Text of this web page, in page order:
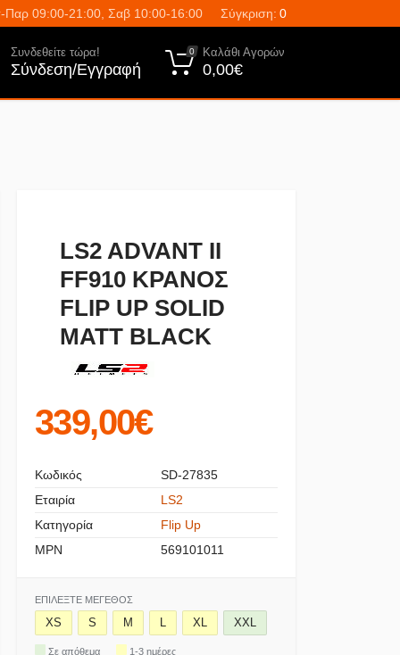
Παρ 09:00-21:00, Σαβ 10:00-16:00 Σύγκριση: 0
Συνδεθείτε τώρα!
Σύνδεση/Εγγραφή
0 Καλάθι Αγορών
0,00€
LS2 ADVANT II
FF910 ΚΡΑΝΟΣ
FLIP UP SOLID
MATT BLACK
339,00€
Κωδικός
SD-27835
Εταιρία
LS2
Κατηγορία
Flip Up
MPN
569101011
ΕΠΙΛΈΞΤΕ ΜΈΓΕΘΟΣ
XS S M L XL XXL
Σε απόθεμα 1-3 ημέρες